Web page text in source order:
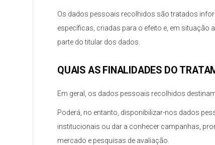
Os dados pessoais recolhidos são tratados
específicas, criadas para o efeito e, em
parte do titular dos dados.
QUAIS AS FINALIDADES DO
Em geral, os dados pessoais recolhidos
Poderá, no entanto, disponibilizar-nos dados
institucionais ou dar a conhecer campanhas,
mercado e pesquisas de avaliação.